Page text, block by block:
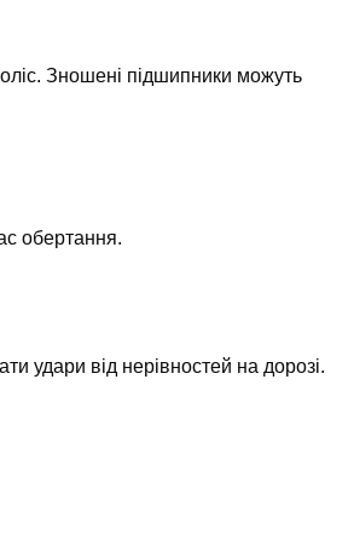
Зношені підшипники можуть
обертання.
удари від нерівностей на дорозі.